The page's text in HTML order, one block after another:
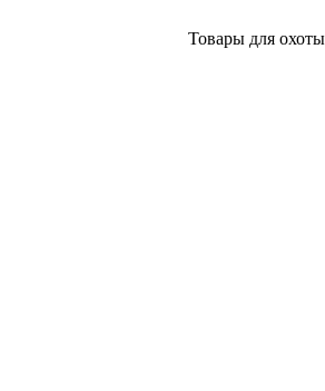
Товары для